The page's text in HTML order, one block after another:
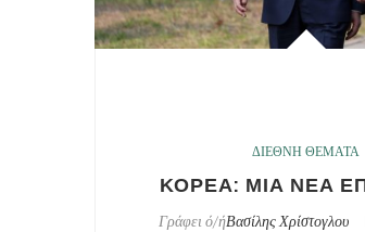
ΔΙΕΘΝΗ ΘΕΜΑΤΑ
ΚΟΡΕΑ: ΜΙΑ ΝΕΑ
Γράφει ό/ήΒασίλης Χρίστογλου